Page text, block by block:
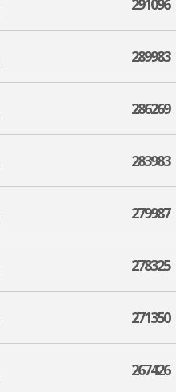
291096
289983
286269
283983
279987
278325
271350
267426